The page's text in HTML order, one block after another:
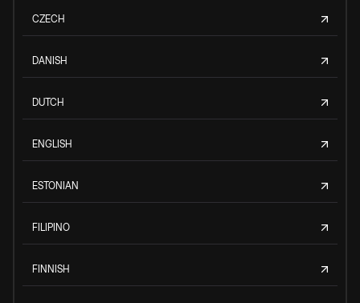
CZECH
DANISH
DUTCH
ENGLISH
ESTONIAN
FILIPINO
FINNISH